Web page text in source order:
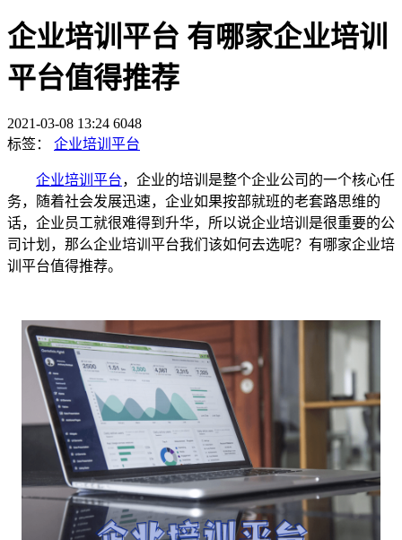
企业培训平台 有哪家企业培训
平台值得推荐
2021-03-08 13:24 6048
标签：
企业培训平台
企业培训平台，企业的培训是整个企业公司的一个核心任
务，随着社会发展迅速，企业如果按部就班的老套路思维的
话，企业员工就很难得到升华，所以说企业培训是很重要的公
司计划，那么企业培训平台我们该如何去选呢？有哪家企业培
训平台值得推荐。